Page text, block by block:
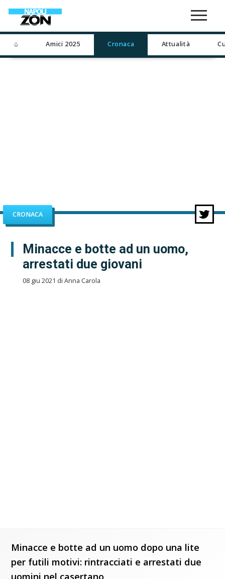
⌂ Amici 2025 Cronaca Attualità
CRONACA
Minacce e botte ad un uomo,
arrestati due giovani
08 giu 2021 di Anna Carola
Minacce e botte ad un uomo dopo una lite
per futili motivi: rintracciati e arrestati due
uomini nel casertano